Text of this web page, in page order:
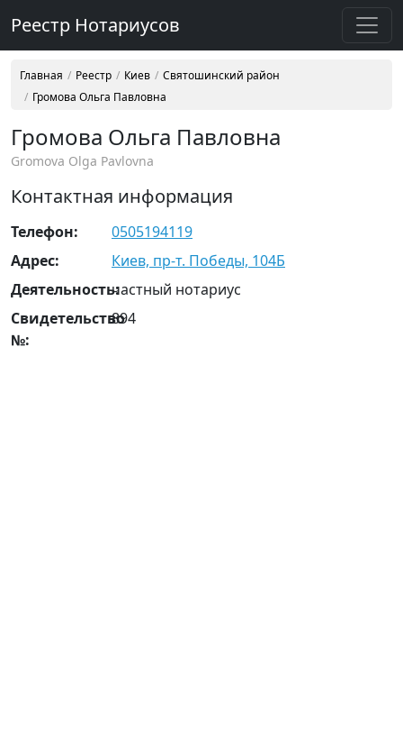
Реестр Нотариусов
Главная Реестр Киев
Святошинский район
Громова Ольга Павловна
Громова Ольга Павловна
Gromova Olga Pavlovna
Контактная информация
Телефон:
0505194119
Адрес:
Киев, пр-т. Победы, 104Б
Деятельность:частный нотариус
Свидетельство
№:
894